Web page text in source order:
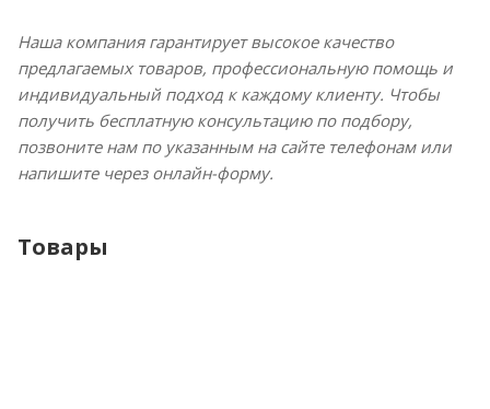
Наша компания гарантирует высокое качество
предлагаемых товаров, профессиональную помощь и
индивидуальный подход к каждому клиенту. Чтобы
получить бесплатную консультацию по подбору,
позвоните нам по указанным на сайте телефонам или
напишите через онлайн-форму.
Товары